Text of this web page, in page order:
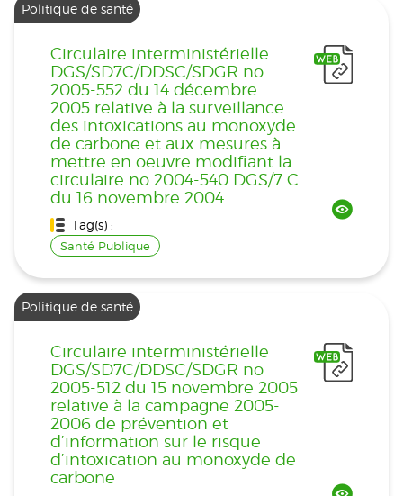
Politique de santé
Circulaire interministérielle
DGS/SD7C/DDSC/SDGR no
2005-552 du 14 décembre
2005 relative à la surveillance
des intoxications au monoxyde
de carbone et aux mesures à
mettre en oeuvre modifiant la
circulaire no 2004-540 DGS/7 C
du 16 novembre 2004
Tag(s) :
Santé Publique
Politique de santé
Circulaire interministérielle
DGS/SD7C/DDSC/SDGR no
2005-512 du 15 novembre 2005
relative à la campagne 2005-
2006 de prévention et
d’information sur le risque
d’intoxication au monoxyde de
carbone